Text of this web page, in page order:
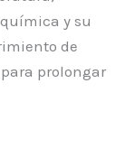
y su
de
prolongar